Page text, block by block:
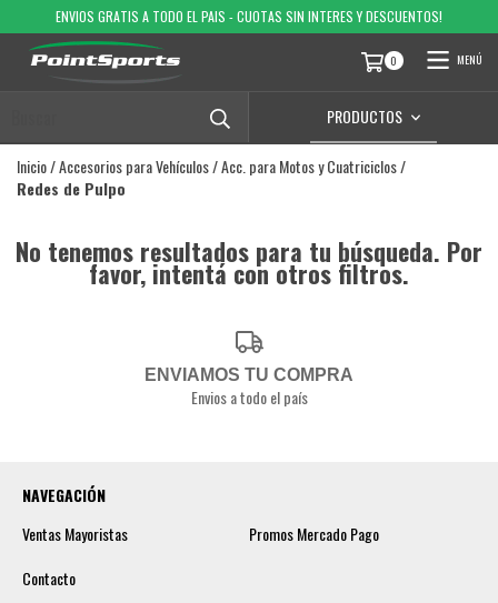
ENVIOS GRATIS A TODO EL PAIS - CUOTAS SIN INTERES Y DESCUENTOS!
0 MENÚ
PRODUCTOS
Inicio/Accesorios para Vehículos/Acc. para Motos y Cuatriciclos/
Redes de Pulpo
No tenemos resultados para tu búsqueda. Por
favor, intentá con otros filtros.
ENVIAMOS TU COMPRA
Envios a todo el país
NAVEGACIÓN
Ventas Mayoristas
Promos Mercado Pago
Contacto